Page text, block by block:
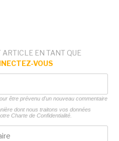
EN TANT QUE
VOUS
être prévenu d'un nouveau commentaire
dont nous traitons vos données
Charte de Confidentialité.